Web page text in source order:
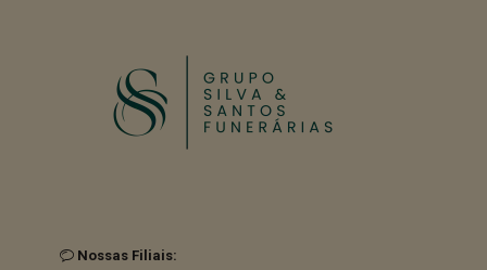
Nossas Filiais: